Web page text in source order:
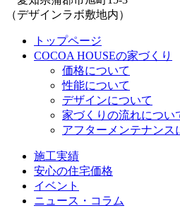
（デザインラボ敷地内）
トップページ
COCOA HOUSEの家づくり
価格について
性能について
デザインについて
家づくりの流れについ
アフターメンテナンス
施工実績
安心の住宅価格
イベント
ニュース・コラム